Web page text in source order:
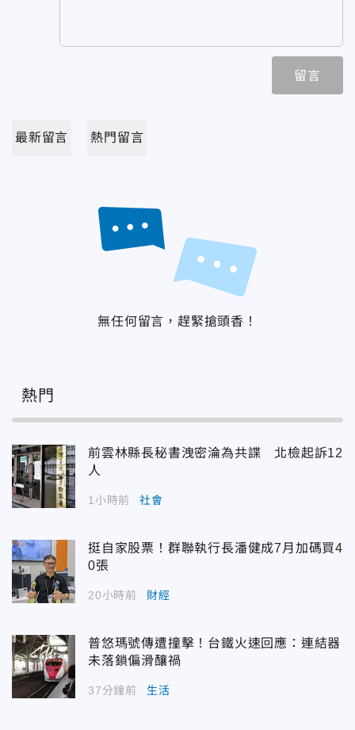
留言
最新留言 熱門留言
無任何留言，趕緊搶頭香！
熱門
前雲林縣長秘書洩密淪為共諜 北檢起訴12
人
1小時前 社會
挺自家股票！群聯執行長潘健成7月加碼買4
0張
20小時前 財經
普悠瑪號傳遭撞擊！台鐵火速回應：連結器
未落鎖偏滑釀禍
37分鐘前 生活